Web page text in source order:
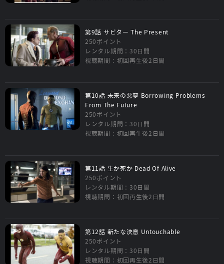
第9話 サビター The Present
250ポイント
レンタル期間：30日間
視聴期間：初回再生後2日間
第10話 未来の悪夢 Borrowing Problems
From The Future
250ポイント
レンタル期間：30日間
視聴期間：初回再生後2日間
第11話 生か死か Dead Of Alive
250ポイント
レンタル期間：30日間
視聴期間：初回再生後2日間
第12話 新たな決意 Untouchable
250ポイント
レンタル期間：30日間
視聴期間：初回再生後2日間